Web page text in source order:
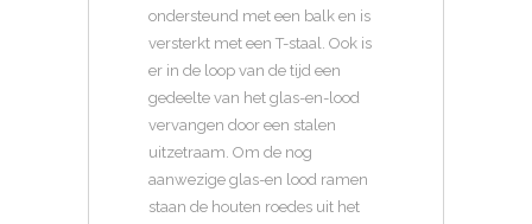
ondersteund met een balk en is
versterkt met een T-staal. Ook is
er in de loop van de tijd een
gedeelte van het glas-en-lood
vervangen door een stalen
uitzetraam. Om de nog
aanwezige glas-en lood ramen
staan de houten roedes uit het